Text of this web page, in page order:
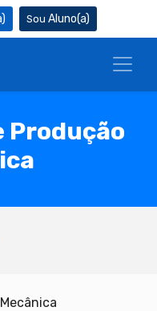
Aluno(a)
Produção